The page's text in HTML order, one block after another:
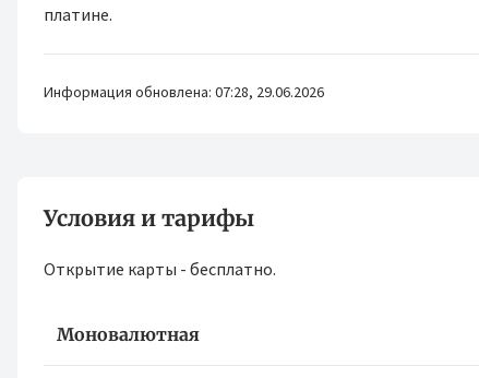
платине.
Информация обновлена: 07:28, 29.06.2026
Условия и тарифы
Открытие карты - бесплатно.
Моновалютная